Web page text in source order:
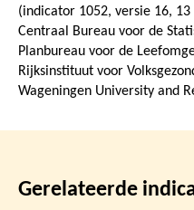
(indicator 1052, versie 16, 13
Centraal Bureau voor de
Planbureau voor de
Rijksinstituut voor
Wageningen University and
Gerelateerde